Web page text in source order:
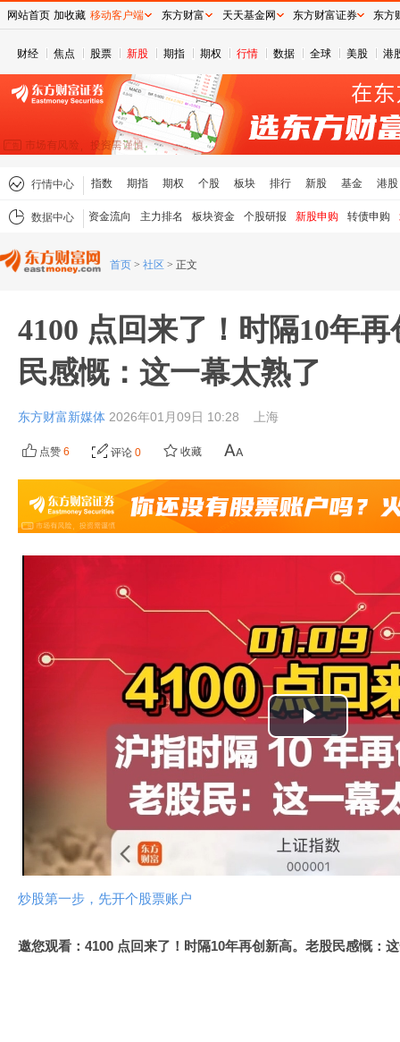
财经 焦点 股票 新股 期指 期权 行情 数据 全球 美股 港
行情中心 指数 期指 期权 个股 板块 排行 新股 基金 港股
数据中心 资金流向 主力排名 板块资金 个股研报 新股申购 转债申购
首页 > 社区 > 正文
4100 点回来了！时隔10年
民感慨：这一幕太熟了
东方财富新媒体 2026年01月09日 10:28 上海
点赞 6 评论 0 收藏
播
频
炒股第一步，先开个股票账户
邀您观看：4100 点回来了！时隔10年再创新高。老股民感慨：
网站首页 加收藏 移动客户端 东方财富 天天基金网 东方财富证券 东方